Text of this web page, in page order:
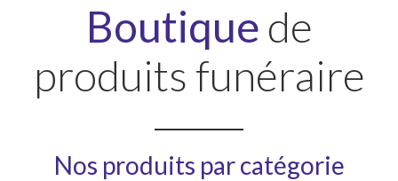
Boutique de
produits funéraire
Nos produits par catégorie